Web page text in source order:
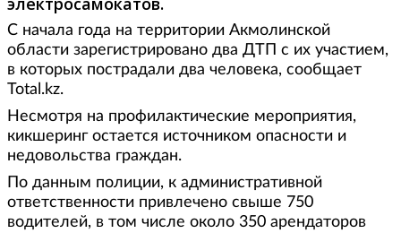
С начала года на территории Акмолинской
области зарегистрировано два ДТП с их участием,
в которых пострадали два человека, сообщает
Total.kz.
Несмотря на профилактические мероприятия,
кикшеринг остается источником опасности и
недовольства граждан.
По данным полиции, к административной
ответственности привлечено свыше 750
водителей, в том числе около 350 арендаторов